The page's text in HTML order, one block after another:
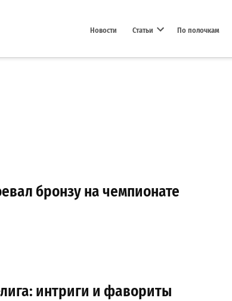
Новости Статьи По полочкам
бронзу на чемпионате
интриги и фавориты